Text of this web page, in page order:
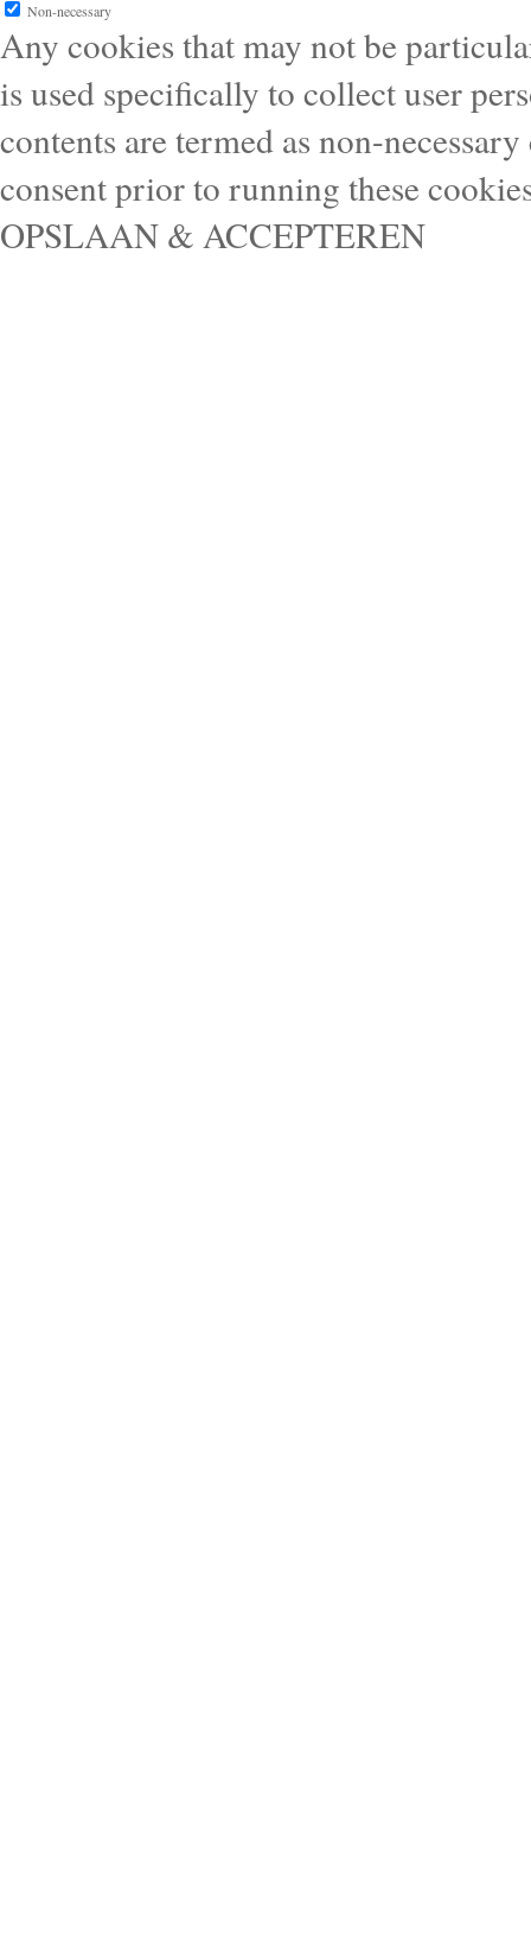
Non-necessary
Any cookies that may not be
is used specifically to collect user
contents are termed as non-
consent prior to running these
OPSLAAN & ACCEPTEREN